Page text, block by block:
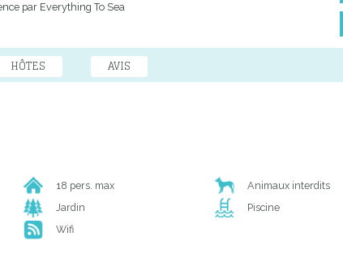
par Everything To Sea
HÔTES AVIS
18 pers. max
Animaux interdits
Jardin
Piscine
Wifi